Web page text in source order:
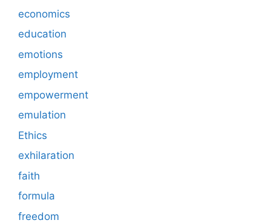
economics
education
emotions
employment
empowerment
emulation
Ethics
exhilaration
faith
formula
freedom